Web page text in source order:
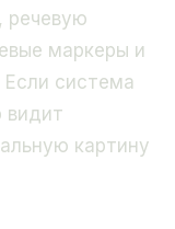
речевую
маркеры и
Если система
видит
картину